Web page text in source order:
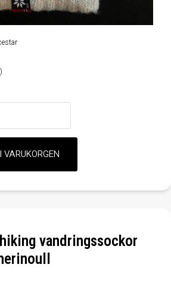
vandringssockor